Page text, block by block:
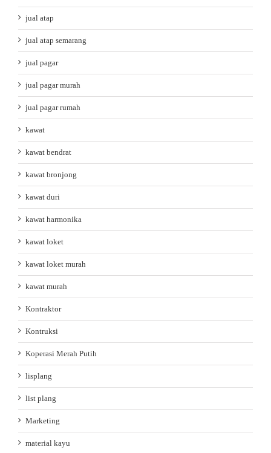
jual atap
jual atap semarang
jual pagar
jual pagar murah
jual pagar rumah
kawat
kawat bendrat
kawat bronjong
kawat duri
kawat harmonika
kawat loket
kawat loket murah
kawat murah
Kontraktor
Kontruksi
Koperasi Merah Putih
lisplang
list plang
Marketing
material kayu